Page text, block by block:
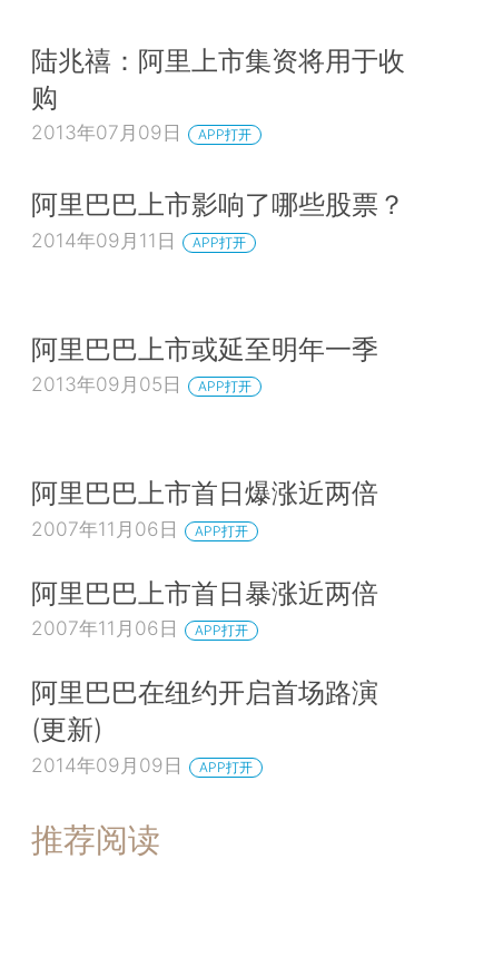
陆兆禧：阿里上市集资将用于收
购
2013年07月09日 APP打开
阿里巴巴上市影响了哪些股票？
2014年09月11日 APP打开
阿里巴巴上市或延至明年一季
2013年09月05日 APP打开
阿里巴巴上市首日爆涨近两倍
2007年11月06日 APP打开
阿里巴巴上市首日暴涨近两倍
2007年11月06日 APP打开
阿里巴巴在纽约开启首场路演
(更新)
2014年09月09日 APP打开
推荐阅读